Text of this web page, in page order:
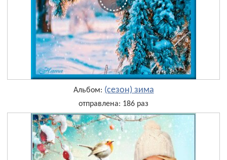
Альбом: (сезон) зима
отправлена: 186 раз